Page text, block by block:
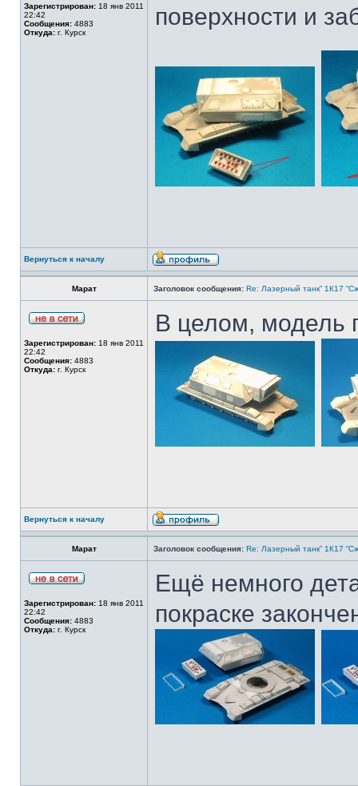
Зарегистрирован: 18 янв 2011
22:42
Сообщения: 4883
Откуда: г. Курск
поверхности и
Вернуться к началу
Марат Заголовок сообщения: Re: Лазерный танк” 1К17
Зарегистрирован: 18 янв 2011
22:42
Сообщения: 4883
Откуда: г. Курск
В целом, модель
Вернуться к началу
Марат Заголовок сообщения: Re: Лазерный танк” 1К17
Зарегистрирован: 18 янв 2011
22:42
Сообщения: 4883
Откуда: г. Курск
Ещё немного
покраске